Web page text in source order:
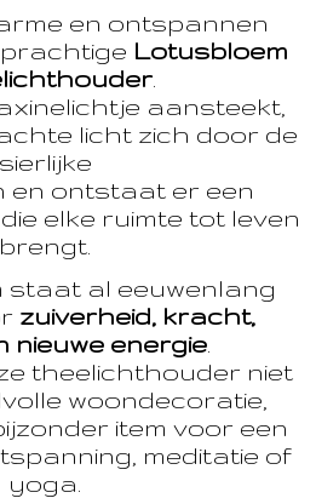
en ontspannen
Lotusbloem
.
aansteekt,
licht zich door de
sierlijke
en ontstaat er een
elke ruimte tot leven
brengt.
staat al eeuwenlang
zuiverheid, kracht,
nieuwe energie
theelichthouder niet
woondecoratie,
item voor een
meditatie of
yoga.